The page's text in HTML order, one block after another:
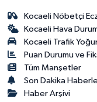
Kocaeli Nöbetçi
Kocaeli Hava
Kocaeli Trafik
Puan Durumu ve
Tüm Manşetler
Son Dakika
Haber Arşivi